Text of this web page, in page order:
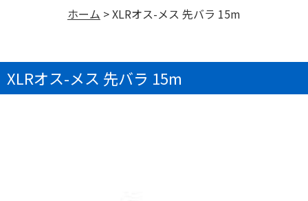
ホーム >XLRオス-メス 先バラ 15m
XLRオス-メス 先バラ 15m